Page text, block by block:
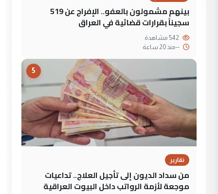
بينهم مشمولون بالعفو.. الإفراج عن 519
سجيناً بقرارات قضائية في العراق
--منذ 20 ساعة
5
تقارير
من سداد الديون إلى تأجيل العلاج.. تداعيات
موجعة لأزمة الرواتب داخل البيوت العراقية